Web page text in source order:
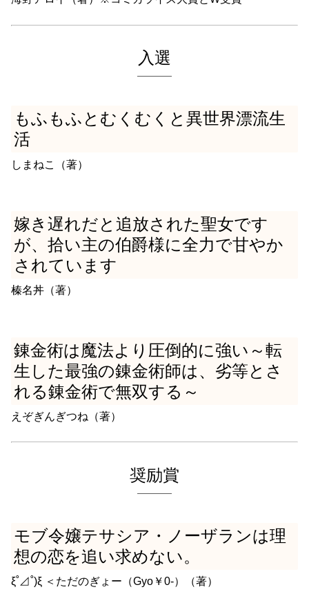
入選
もふもふとむくむくと異世界漂流生
活
しまねこ（著）
嫁き遅れだと追放された聖女です
が、拾い主の伯爵様に全力で甘やか
されています
榛名丼（著）
錬金術は魔法より圧倒的に強い～転
生した最強の錬金術師は、劣等とさ
れる錬金術で無双する～
えぞぎんぎつね（著）
奨励賞
モブ令嬢テサシア・ノーザランは理
想の恋を追い求めない。
ξ˚⊿˚)ξ ＜ただのぎょー（Gyo￥0-）（著）